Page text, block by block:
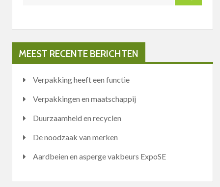
MEEST RECENTE BERICHTEN
Verpakking heeft een functie
Verpakkingen en maatschappij
Duurzaamheid en recyclen
De noodzaak van merken
Aardbeien en asperge vakbeurs ExpoSE